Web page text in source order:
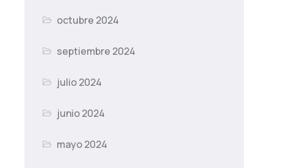
octubre 2024
septiembre 2024
julio 2024
junio 2024
mayo 2024